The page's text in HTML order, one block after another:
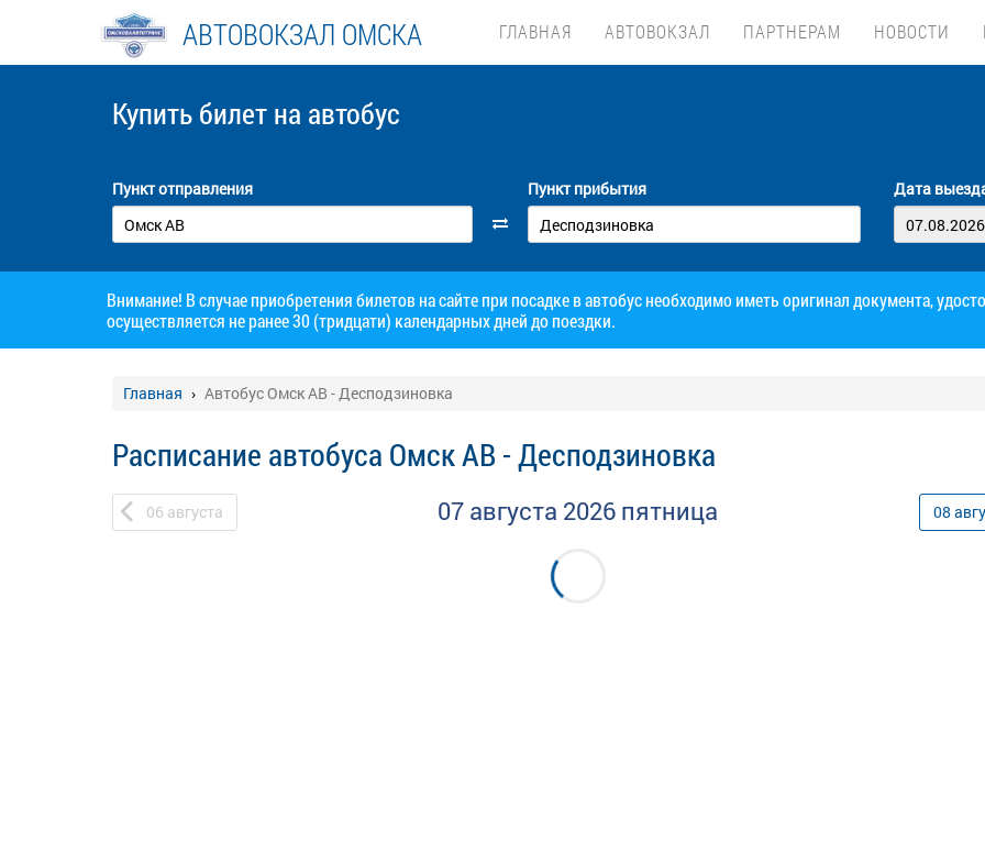
АВТОВОКЗАЛ ОМСКА ГЛАВНАЯ АВТОВОКЗАЛ ПАРТНЕРАМ НОВОСТИ
Купить билет на автобус
Пункт отправления Пункт прибытия Дата
Внимание! В случае приобретения билетов на сайте при посадке в автобус необходимо иметь оригинал документа,
осуществляется не ранее 30 (тридцати) календарных дней до поездки.
Главная Автобус Омск АВ - Десподзиновка
Расписание автобуса Омск АВ - Десподзиновка
06 августа 07 августа 2026 пятница 08